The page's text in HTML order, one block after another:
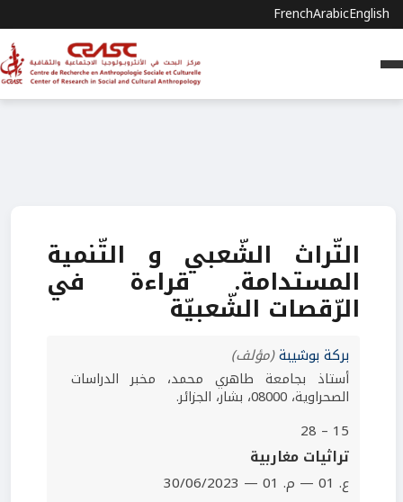
FrenchArabicEnglish
التّراث الشّعبي و التّنمية
المستدامة. قراءة في
الرّقصات الشّعبيّة
بركة بوشيبة(مؤلف)
أستاذ بجامعة طاهري محمد، مخبر الدراسات
الصحراوية، 08000، بشار، الجزائر.
15 – 28
تراثيات مغاربية
ع. 01 — م. 01 — 30/06/2023